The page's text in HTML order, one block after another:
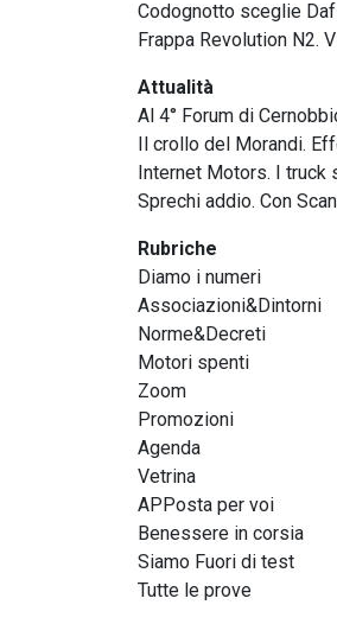
Codognotto sceglie Daf
Frappa Revolution N2.
Attualità
Al 4° Forum di
Il crollo del Morandi.
Internet Motors. I truck
Sprechi addio. Con
Rubriche
Diamo i numeri
Associazioni&Dintorni
Norme&Decreti
Motori spenti
Zoom
Promozioni
Agenda
Vetrina
APPosta per voi
Benessere in corsia
Siamo Fuori di test
Tutte le prove